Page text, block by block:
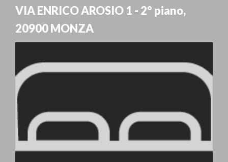
VIA ENRICO AROSIO 1 - 2° piano,
20900MONZA